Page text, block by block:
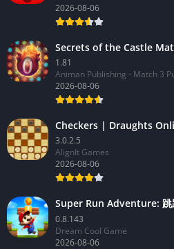
2026-08-06
Secrets of the Castle
1.81
Animan Publishing - Match 3
2026-08-06
Checkers | Draughts
3.0.2.5
AlignIt Games
2026-08-06
Super Run Adventure: 跳
0.8.143
Dream Cool Game
2026-08-06